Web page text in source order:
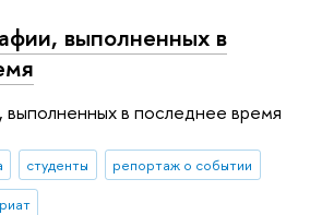
выполненных в
выполненных в последнее время
студенты
репортаж о событии